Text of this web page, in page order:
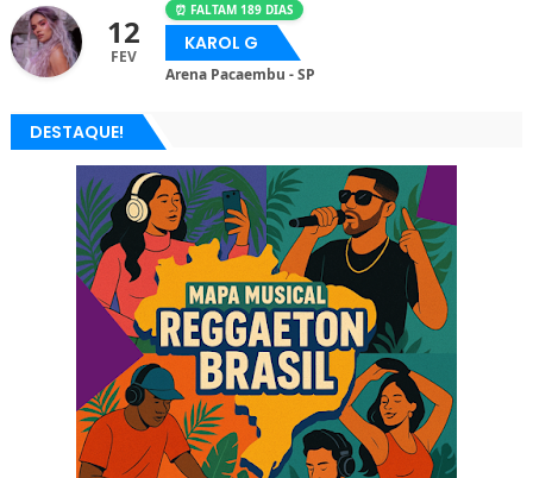
12
FEV
⏰ FALTAM 189 DIAS
KAROL G
Arena Pacaembu - SP
DESTAQUE!